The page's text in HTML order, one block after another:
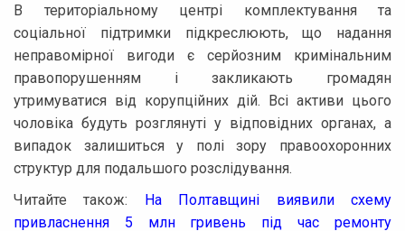
В територіальному центрі комплектування та
соціальної підтримки підкреслюють, що надання
неправомірної вигоди є серйозним кримінальним
правопорушенням і закликають громадян
утримуватися від корупційних дій. Всі активи цього
чоловіка будуть розглянуті у відповідних органах, а
випадок залишиться у полі зору правоохоронних
структур для подальшого розслідування.
Читайте також: На Полтавщині виявили схему
привласнення 5 млн гривень під час ремонту